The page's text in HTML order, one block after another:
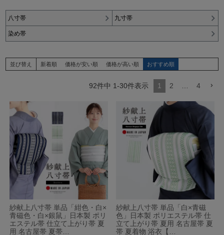
八寸帯 九寸帯
染め帯
並び替え 新着順 価格が安い順 価格が高い順 おすすめ順
92件中 1-30件表示 1 2 4
紗献上八寸帯 単品「紺色・白×
青磁色・白×銀鼠」日本製 ポリ
エステル帯 仕立て上がり帯 夏
用 名古屋帯 夏帯…
紗献上八寸帯 単品「白×青磁
色」日本製 ポリエステル帯 仕
立て上がり帯 夏用 名古屋帯 夏
帯 夏着物 浴衣【…